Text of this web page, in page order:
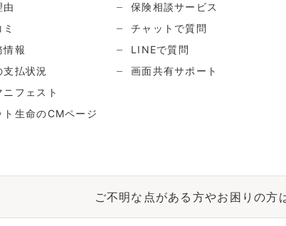
由
情報
払状況
フェスト
ト生命のCMページ
保険相談サービス
チャットで質問
LINEで質問
画面共有サポート
ご不明な点がある方やお困りの方